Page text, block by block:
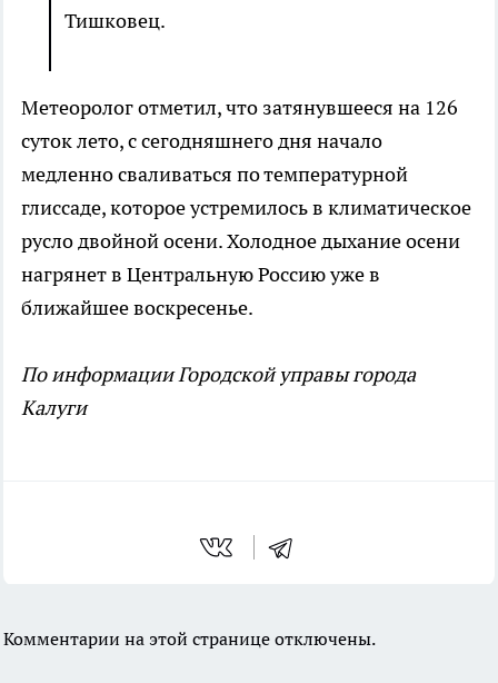
Тишковец.
Метеоролог отметил, что затянувшееся на 126
суток лето, с сегодняшнего дня начало
медленно сваливаться по температурной
глиссаде, которое устремилось в климатическое
русло двойной осени. Холодное дыхание осени
нагрянет в Центральную Россию уже в
ближайшее воскресенье.
По информации Городской управы города
Калуги
Комментарии на этой странице отключены.